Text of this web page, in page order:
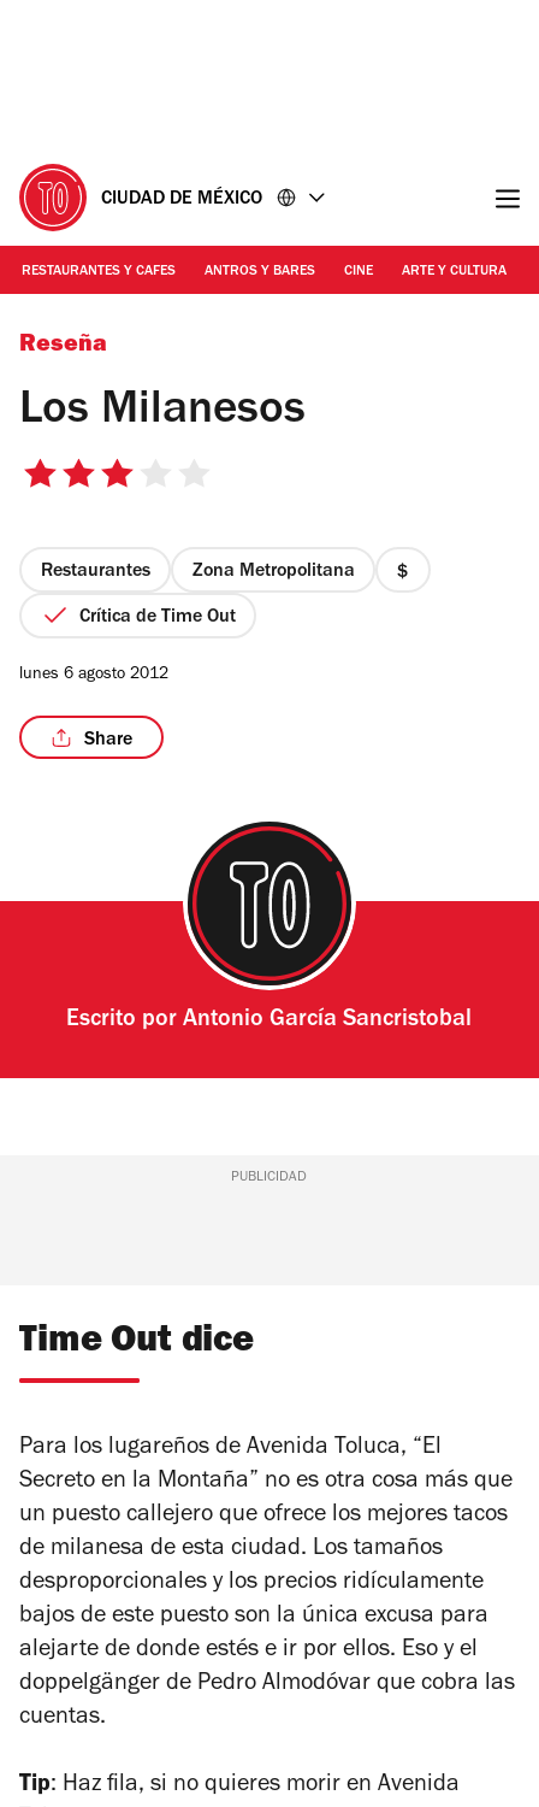
CIUDAD DE MÉXICO
RESTAURANTES Y CAFES ANTROS Y BARES CINE ARTE Y CULTURA
Foto: Erika Miranda
Reseña
Los Milanesos
3
estrellas
Restaurantes Zona Metropolitana
precio
Crítica de Time Out
lunes 6 agosto 2012
Share
Escrito porAntonio García Sancristobal
PUBLICIDAD
Time Out dice
Para los lugareños de Avenida Toluca, “ El
Secreto en la Montaña” no es otra cosa más que
un puesto callejero que ofrece los mejores tacos
de milanesa de esta ciudad. Los tamaños
desproporcionales y los precios ridículamente
bajos de este puesto son la única excusa para
alejarte de donde estés e ir por ellos. Eso y el
doppelgänger de Pedro Almodóvar que cobra las
cuentas.
Tip: Haz fila, si no quieres morir en Avenida